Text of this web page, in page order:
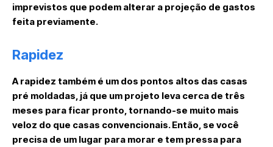
imprevistos que podem alterar a projeção de gastos
feita previamente.
Rapidez
A rapidez também é um dos pontos altos das casas
pré moldadas, já que um projeto leva cerca de três
meses para ficar pronto, tornando-se muito mais
veloz do que casas convencionais. Então, se você
precisa de um lugar para morar e tem pressa para